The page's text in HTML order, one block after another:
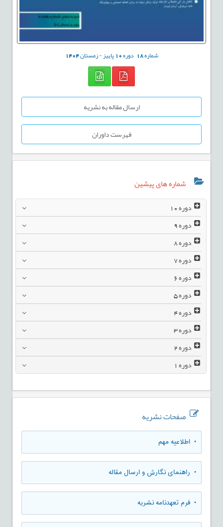
شماره18 دوره10پاییز - زمستان1404
ارسال مقاله به نشریه
فهرست داوران
شماره های پیشین
دوره10
دوره9
دوره8
دوره7
دوره6
دوره5
دوره4
دوره3
دوره2
دوره1
صفحات نشریه
• اطلاعیه مهم
• راهنمای نگارش و ارسال مقاله
• فرم تعهدنامه نشریه